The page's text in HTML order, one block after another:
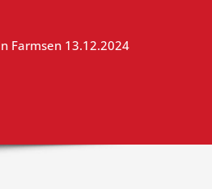
Farmsen 13.12.2024